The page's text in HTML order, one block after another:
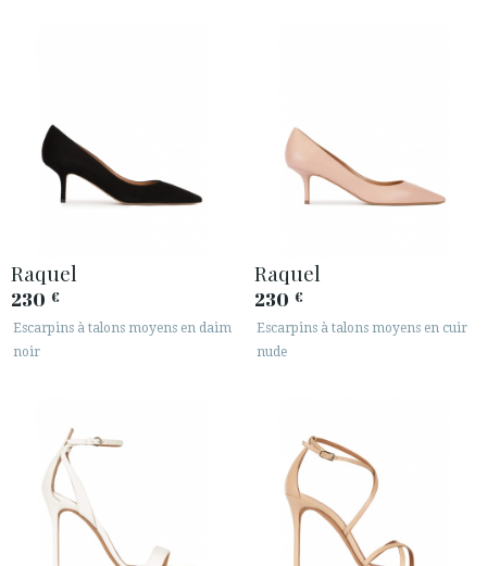
Raquel
230 €
Escarpins à talons moyens en daim
noir
Raquel
230 €
Escarpins à talons moyens en cuir
nude